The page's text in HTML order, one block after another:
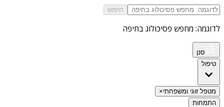
חיפוש
לדוגמה: מחפש פסיכולוג בחיפה
סנן
טיפול
מטפל זוגי ומשפחתי×
התמחות